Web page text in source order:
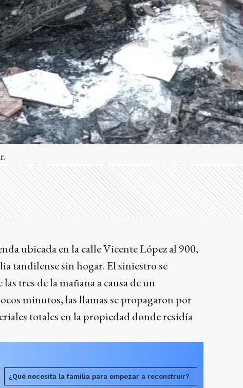
ubicada en la calle Vicente López al 900,
tandilense sin hogar. El siniestro se
tres de la mañana a causa de un
minutos, las llamas se propagaron por
totales en la propiedad donde residía
¿Qué necesita la familia para empezar a reconstruir?